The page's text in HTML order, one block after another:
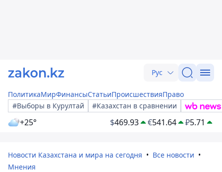
Рус
ПолитикаМирФинансыСтатьиПроисшествияПраво
#Выборы в Курултай
#Казахстан в сравнении
+25° $469.93 €541.64 ₽5.71
Новости Казахстана и мира на сегодня
Все новости
Мнения